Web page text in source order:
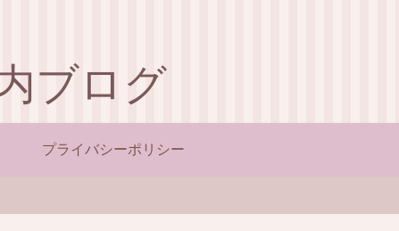
ブログ
プライバシーポリシー